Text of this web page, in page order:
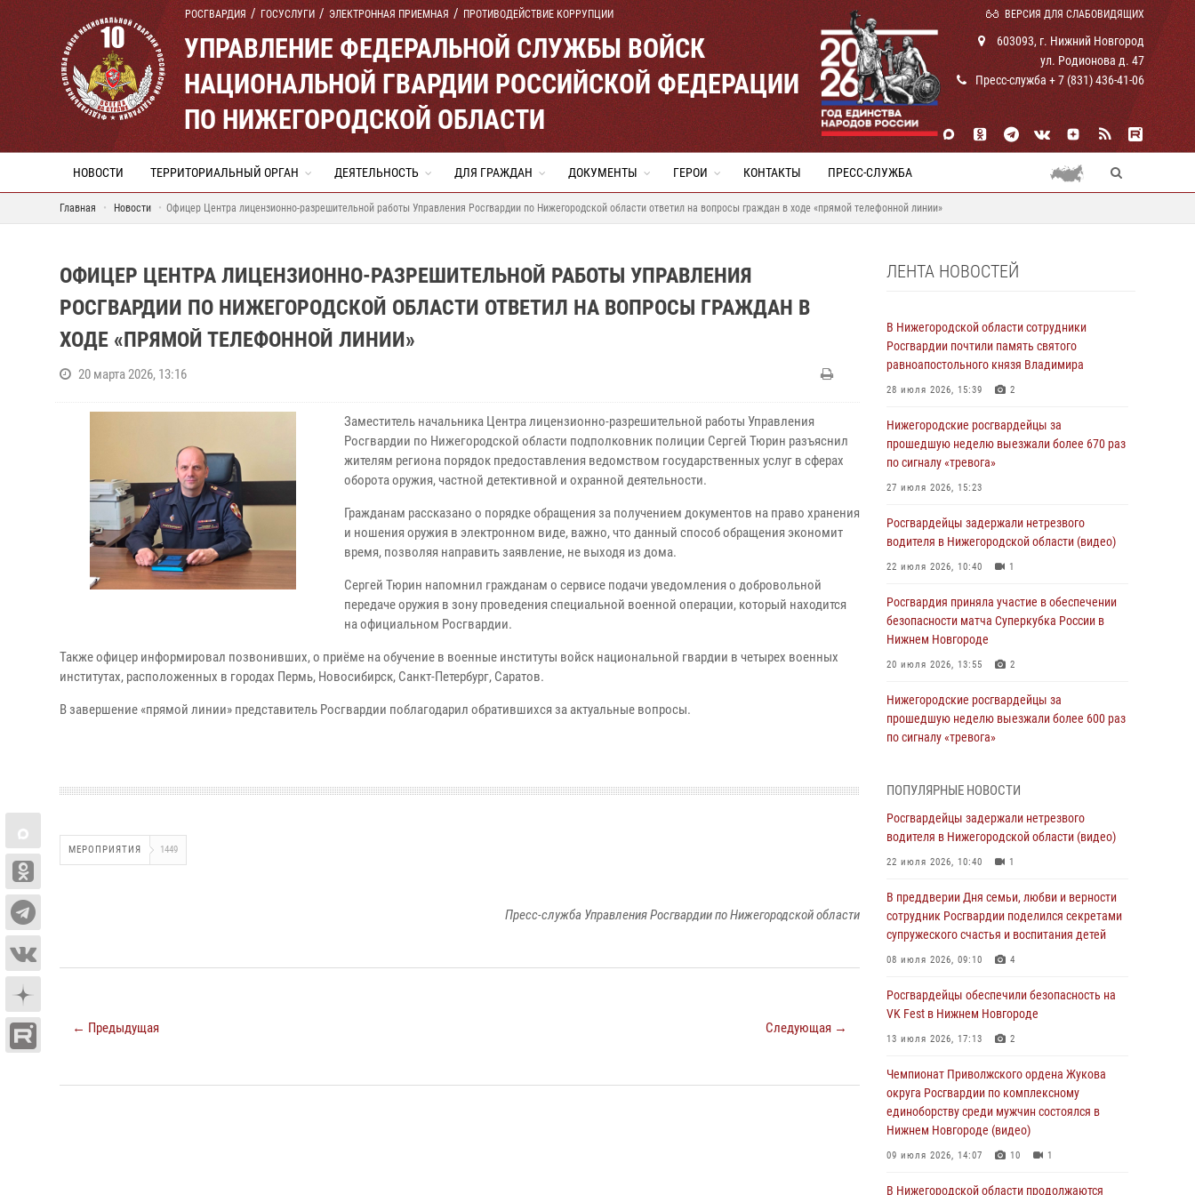
РОСГВАРДИЯ ГОСУСЛУГИ ЭЛЕКТРОННАЯ ПРИЕМНАЯ ПРОТИВОДЕЙСТВИЕ КОРРУПЦИИ ВЕРСИЯ ДЛЯ СЛАБОВИДЯЩИХ
УПРАВЛЕНИЕ ФЕДЕРАЛЬНОЙ СЛУЖБЫ ВОЙСК
НАЦИОНАЛЬНОЙ ГВАРДИИ РОССИЙСКОЙ ФЕДЕРАЦИИ
ПО НИЖЕГОРОДСКОЙ ОБЛАСТИ
603093, г. Нижний Новгород
ул. Родионова д. 47
Пресс-служба + 7 (831) 436-41-06
НОВОСТИ ТЕРРИТОРИАЛЬНЫЙ ОРГАН ДЕЯТЕЛЬНОСТЬ ДЛЯ ГРАЖДАН ДОКУМЕНТЫ ГЕРОИ КОНТАКТЫ ПРЕСС-СЛУЖБА
Главная Новости Офицер Центра лицензионно-разрешительной работы Управления Росгвардии по Нижегородской области ответил на вопросы граждан в ходе «прямой телефонной линии»
ОФИЦЕР ЦЕНТРА ЛИЦЕНЗИОННО-РАЗРЕШИТЕЛЬНОЙ РАБОТЫ УПРАВЛЕНИЯ
РОСГВАРДИИ ПО НИЖЕГОРОДСКОЙ ОБЛАСТИ ОТВЕТИЛ НА ВОПРОСЫ ГРАЖДАН В
ХОДЕ «ПРЯМОЙ ТЕЛЕФОННОЙ ЛИНИИ»
20 марта 2026, 13:16
Заместитель начальника Центра лицензионно-разрешительной работы Управления
Росгвардии по Нижегородской области подполковник полиции Сергей Тюрин разъяснил
жителям региона порядок предоставления ведомством государственных услуг в сферах
оборота оружия, частной детективной и охранной деятельности.
Гражданам рассказано о порядке обращения за получением документов на право хранения
и ношения оружия в электронном виде, важно, что данный способ обращения экономит
время, позволяя направить заявление, не выходя из дома.
Сергей Тюрин напомнил гражданам о сервисе подачи уведомления о добровольной
передаче оружия в зону проведения специальной военной операции, который находится
на официальном Росгвардии.
Также офицер информировал позвонивших, о приёме на обучение в военные институты войск национальной гвардии в четырех военных
институтах, расположенных в городах Пермь, Новосибирск, Санкт-Петербург, Саратов.
В завершение «прямой линии» представитель Росгвардии поблагодарил обратившихся за актуальные вопросы.
МЕРОПРИЯТИЯ 1449
Пресс-служба Управления Росгвардии по Нижегородской области
← Предыдущая Следующая →
ЛЕНТА НОВОСТЕЙ
В Нижегородской области сотрудники
Росгвардии почтили память святого
равноапостольного князя Владимира
28 июля 2026, 15:39 2
Нижегородские росгвардейцы за
прошедшую неделю выезжали более 670 раз
по сигналу «тревога»
27 июля 2026, 15:23
Росгвардейцы задержали нетрезвого
водителя в Нижегородской области (видео)
22 июля 2026, 10:40 1
Росгвардия приняла участие в обеспечении
безопасности матча Суперкубка России в
Нижнем Новгороде
20 июля 2026, 13:55 2
Нижегородские росгвардейцы за
прошедшую неделю выезжали более 600 раз
по сигналу «тревога»
В Нижегородской области сотрудники
Росгвардии «по горячим следам» задержали
правонарушителя за стрельбу
17 июля 2026, 05:17
В Нижегородской области продолжаются
мероприятия в рамках всероссийской
ведомственной акции «Каникулы с
Росгвардейцы обеспечили безопасность на
VK Fest в Нижнем Новгороде
Нижегородские росгвардейцы за
прошедшую неделю выезжали более 750 раз
по сигналу «тревога»
13 июля 2026, 06:45
Росгвардейцы предотвратили серию краж в
ПОПУЛЯРНЫЕ НОВОСТИ
Росгвардейцы задержали нетрезвого
водителя в Нижегородской области (видео)
22 июля 2026, 10:40 1
В преддверии Дня семьи, любви и верности
сотрудник Росгвардии поделился секретами
супружеского счастья и воспитания детей
08 июля 2026, 09:10 4
Росгвардейцы обеспечили безопасность на
VK Fest в Нижнем Новгороде
13 июля 2026, 17:13 2
Чемпионат Приволжского ордена Жукова
округа Росгвардии по комплексному
единоборству среди мужчин состоялся в
Нижнем Новгороде (видео)
09 июля 2026, 14:07 10 1
В Нижегородской области продолжаются